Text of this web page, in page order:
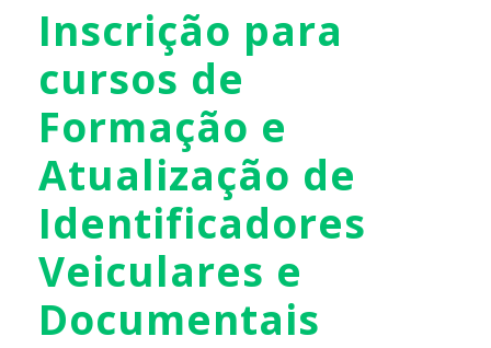
Inscrição para
cursos de
Formação e
Atualização de
Identificadores
Veiculares e
Documentais